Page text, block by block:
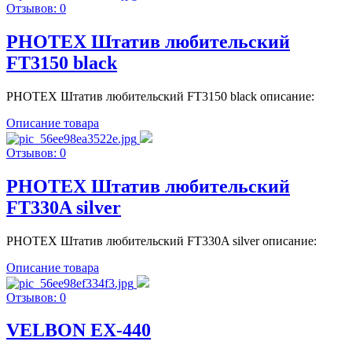
Отзывов: 0
PHOTEX Штатив любительский
FT3150 black
PHOTEX Штатив любительский FT3150 black описание:
Описание товара
Отзывов: 0
PHOTEX Штатив любительский
FT330A silver
PHOTEX Штатив любительский FT330A silver описание:
Описание товара
Отзывов: 0
VELBON EX-440